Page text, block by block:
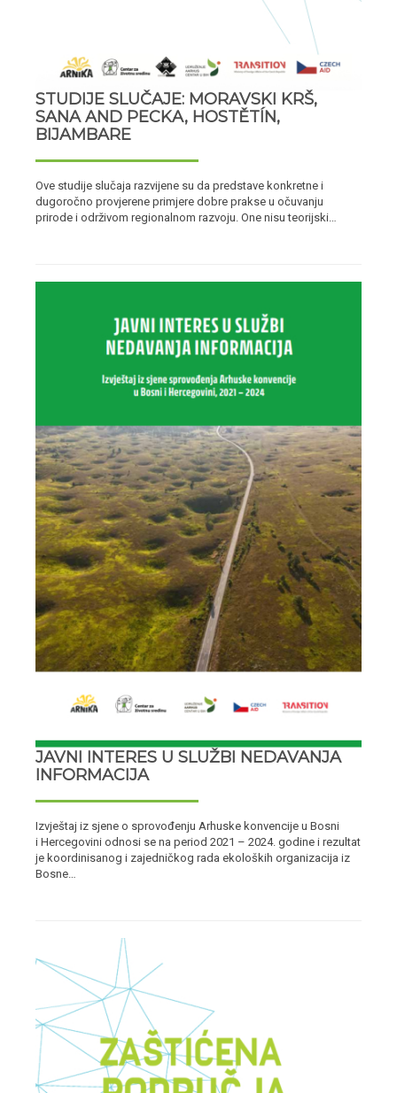
STUDIJE SLUČAJE: MORAVSKI KRŠ,
SANA AND PECKA, HOSTĚTÍN,
BIJAMBARE
Ove studije slučaja razvijene su da predstave konkretne i
dugoročno provjerene primjere dobre prakse u očuvanju
prirode i održivom regionalnom razvoju. One nisu teorijski…
JAVNI INTERES U SLUŽBI NEDAVANJA
INFORMACIJA
Izvještaj iz sjene o sprovođenju Arhuske konvencije u Bosni
i Hercegovini odnosi se na period 2021 – 2024. godine i rezultat
je koordinisanog i zajedničkog rada ekoloških organizacija iz
Bosne…